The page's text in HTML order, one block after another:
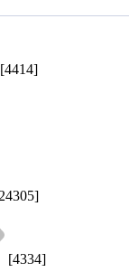
[4414]
[4334]